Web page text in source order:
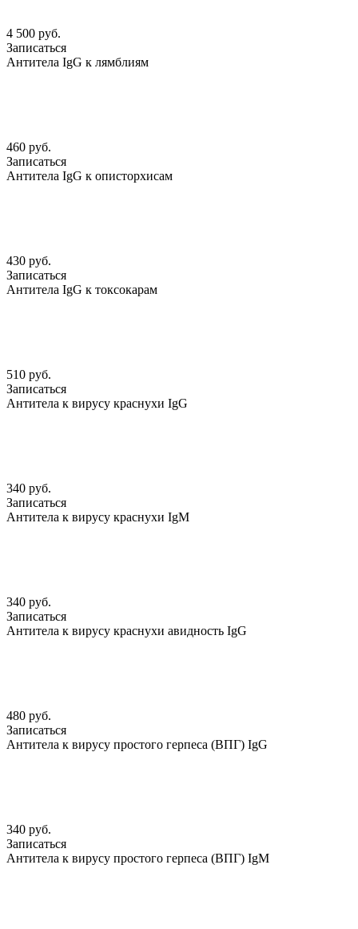
4 500 руб.
Записаться
Антитела IgG к лямблиям
460 руб.
Записаться
Антитела IgG к описторхисам
430 руб.
Записаться
Антитела IgG к токсокарам
510 руб.
Записаться
Антитела к вирусу краснухи IgG
340 руб.
Записаться
Антитела к вирусу краснухи IgМ
340 руб.
Записаться
Антитела к вирусу краснухи авидность IgG
480 руб.
Записаться
Антитела к вирусу простого герпеса (ВПГ) IgG
340 руб.
Записаться
Антитела к вирусу простого герпеса (ВПГ) IgМ